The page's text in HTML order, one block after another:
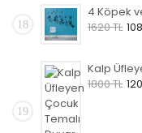
18
1620 TL
19
1800 TL